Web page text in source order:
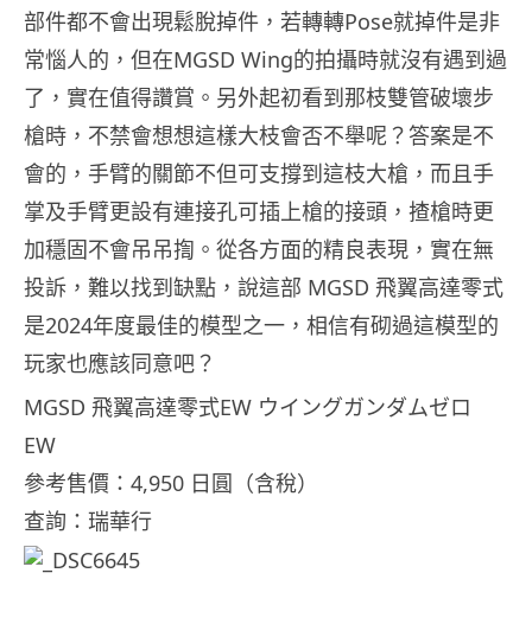
部件都不會出現鬆脫掉件，若轉轉Pose就掉件是非
常惱人的，但在MGSD Wing的拍攝時就沒有遇到過
了，實在值得讚賞。另外起初看到那枝雙管破壞步
槍時，不禁會想想這樣大枝會否不舉呢？答案是不
會的，手臂的關節不但可支撐到這枝大槍，而且手
掌及手臂更設有連接孔可插上槍的接頭，揸槍時更
加穩固不會吊吊揈。從各方面的精良表現，實在無
投訴，難以找到缺點，說這部 MGSD 飛翼高達零式
是2024年度最佳的模型之一，相信有砌過這模型的
玩家也應該同意吧？
MGSD 飛翼高達零式EW ウイングガンダムゼロ
EW
參考售價：4,950 日圓（含稅）
查詢：瑞華行